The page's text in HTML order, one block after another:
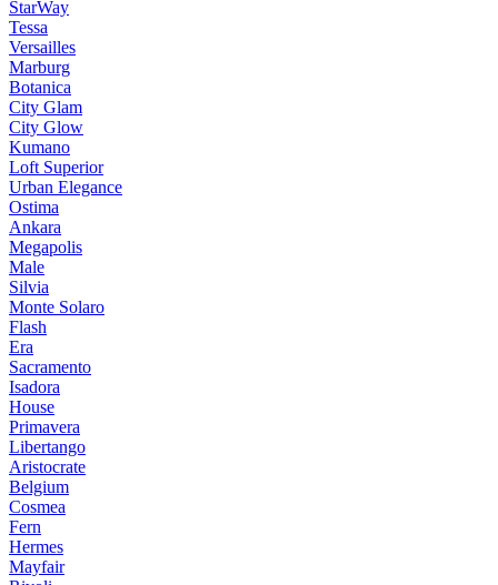
StarWay
Tessa
Versailles
Marburg
Botanica
City Glam
City Glow
Kumano
Loft Superior
Urban Elegance
Ostima
Ankara
Megapolis
Male
Silvia
Monte Solaro
Flash
Era
Sacramento
Isadora
House
Primavera
Libertango
Aristocrate
Belgium
Cosmea
Fern
Hermes
Mayfair